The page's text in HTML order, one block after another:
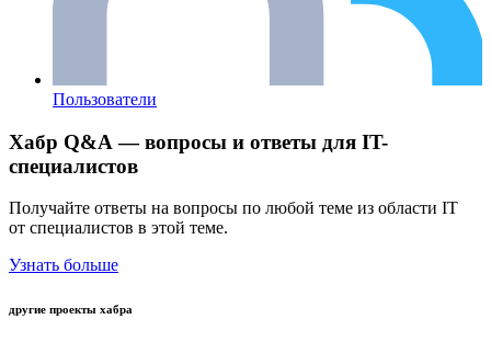
Пользователи
Хабр Q&A — вопросы и ответы для IT-
специалистов
Получайте ответы на вопросы по любой теме из области IT
от специалистов в этой теме.
Узнать больше
другие проекты хабра